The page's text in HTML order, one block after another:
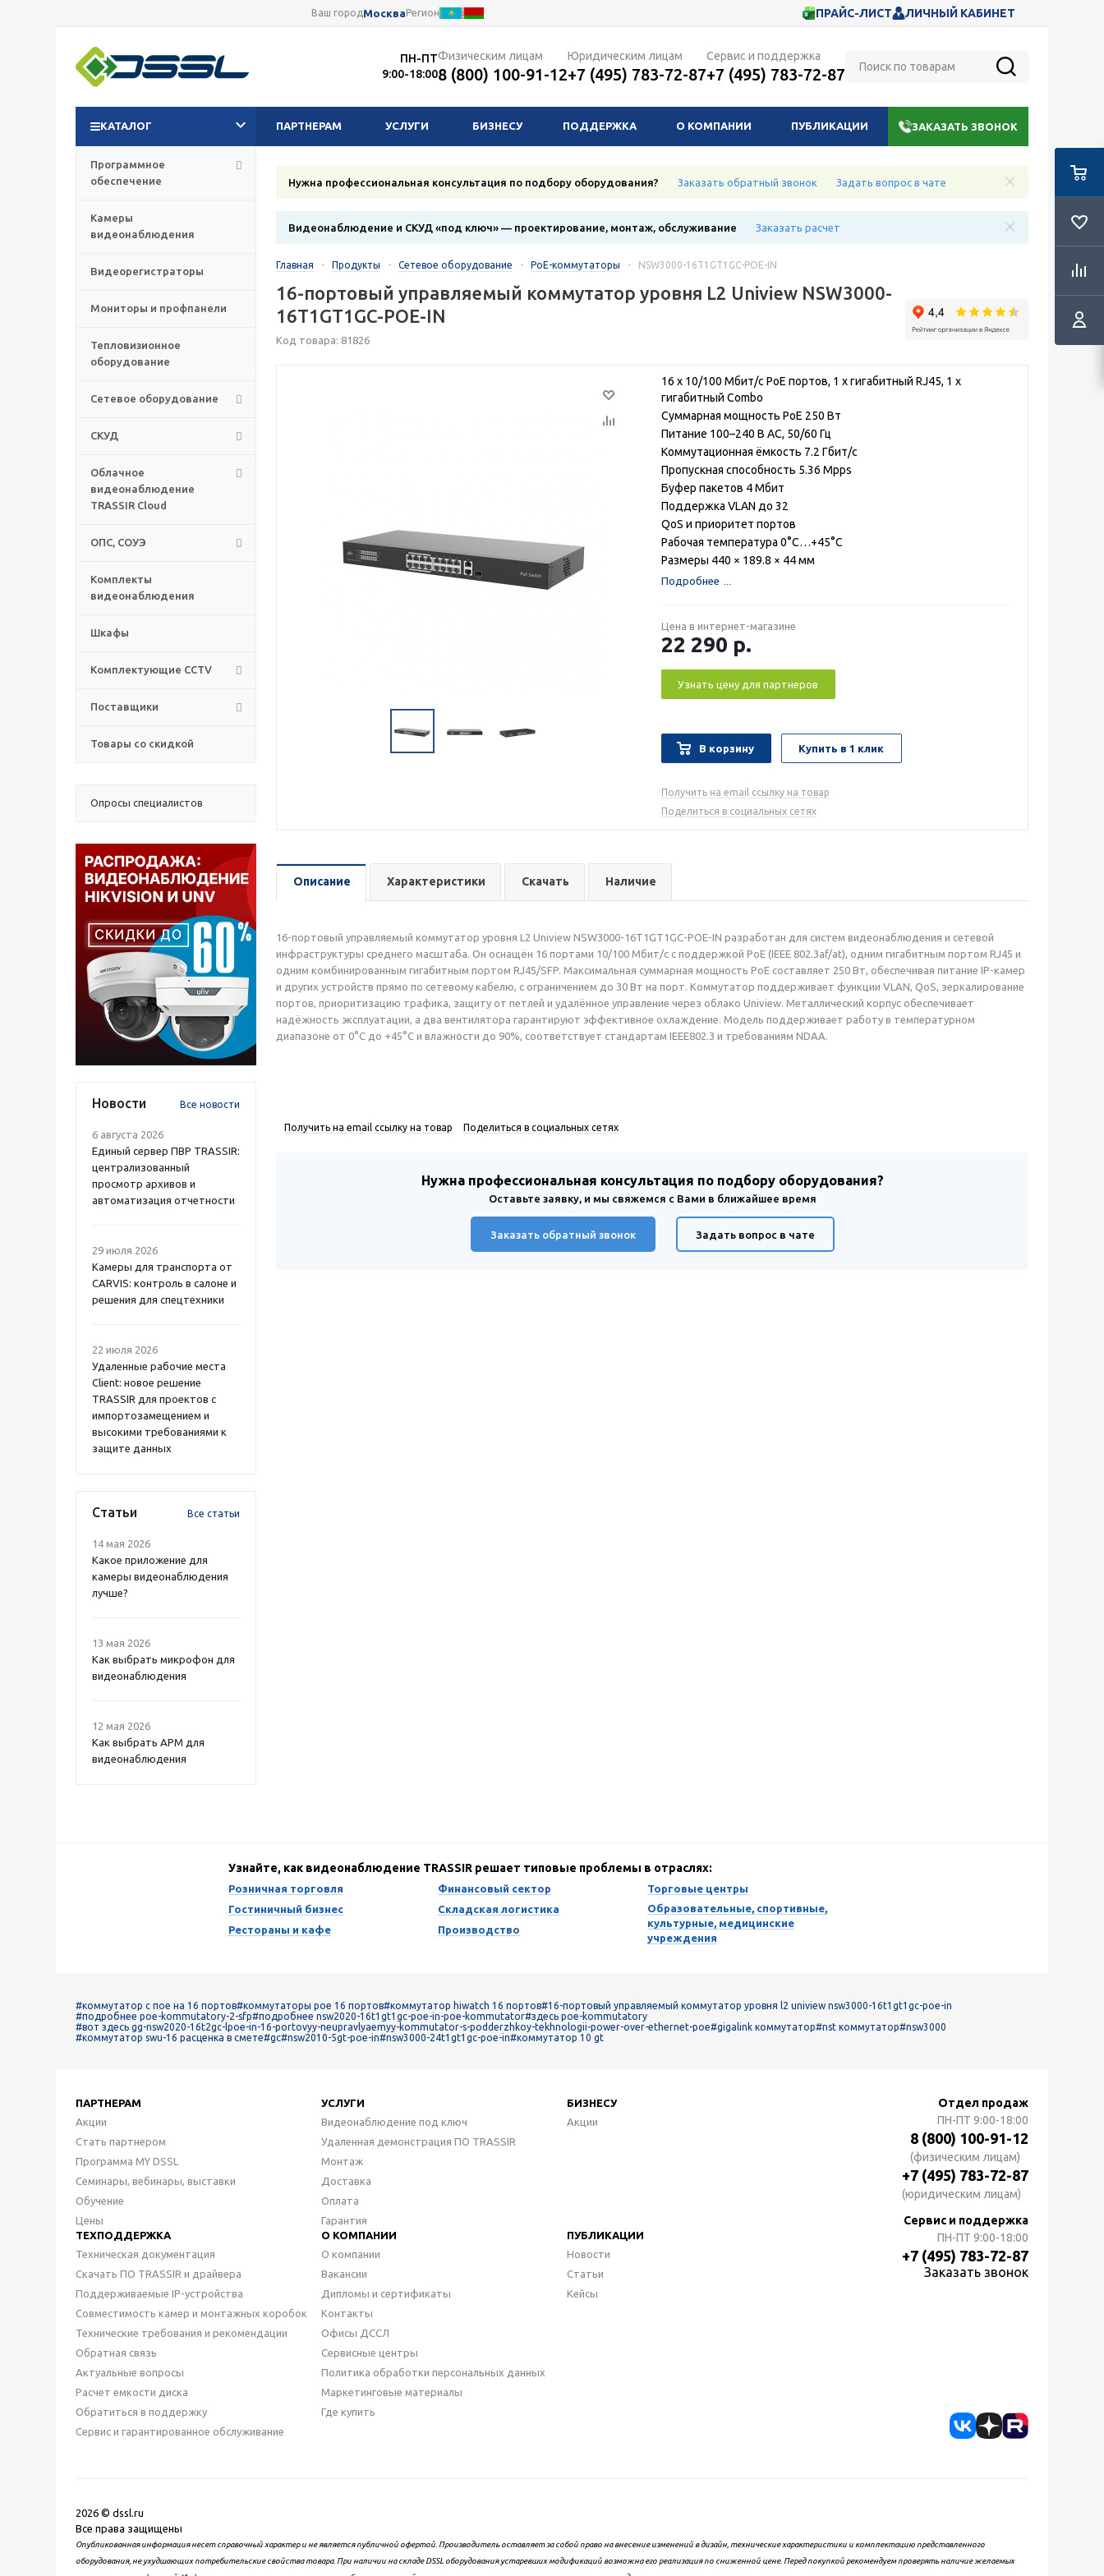
Ваш городМоскваРегион ПРАЙС-ЛИСТ ЛИЧНЫЙ КАБИНЕТ
ПН-ПТ
9:00-18:00
Физическим лицам
8 (800) 100-91-12
Юридическим лицам
+7 (495) 783-72-87
Сервис и поддержка
+7 (495) 783-72-87
КАТАЛОГ ПАРТНЕРАМ УСЛУГИ БИЗНЕСУ ПОДДЕРЖКА О КОМПАНИИ ПУБЛИКАЦИИ ЗАКАЗАТЬ ЗВОНОК
Программное
обеспечение
Камеры
видеонаблюдения
Видеорегистраторы
Мониторы и профпанели
Тепловизионное
оборудование
Сетевое оборудование
СКУД
Облачное
видеонаблюдение
TRASSIR Cloud
ОПС, СОУЭ
Комплекты
видеонаблюдения
Шкафы
Комплектующие CCTV
Поставщики
Товары со скидкой
Опросы специалистов
Новости Все новости
6 августа 2026
Единый сервер ПВР TRASSIR:
централизованный
просмотр архивов и
автоматизация отчетности
29 июля 2026
Камеры для транспорта от
CARVIS: контроль в салоне и
решения для спецтехники
22 июля 2026
Удаленные рабочие места
Client: новое решение
TRASSIR для проектов с
импортозамещением и
высокими требованиями к
защите данных
Статьи Все статьи
14 мая 2026
Какое приложение для
камеры видеонаблюдения
лучше?
13 мая 2026
Как выбрать микрофон для
видеонаблюдения
12 мая 2026
Как выбрать APM для
видеонаблюдения
Нужна профессиональная консультация по подбору оборудования? Заказать обратный звонок Задать вопрос в чате
Видеонаблюдение и СКУД «под ключ» — проектирование, монтаж, обслуживание Заказать расчет
Главная - Продукты - Сетевое оборудование - PoE-коммутаторы - NSW3000-16T1GT1GC-POE-IN
16-портовый управляемый коммутатор уровня L2 Uniview NSW3000-
16T1GT1GC-POE-IN
Код товара: 81826
16 x 10/100 Мбит/с PoE портов, 1 x гигабитный RJ45, 1 x
гигабитный Combo
Суммарная мощность PoE 250 Вт
Питание 100–240 В AC, 50/60 Гц
Коммутационная ёмкость 7.2 Гбит/с
Пропускная способность 5.36 Mpps
Буфер пакетов 4 Мбит
Поддержка VLAN до 32
QoS и приоритет портов
Рабочая температура 0°C…+45°C
Размеры 440 × 189.8 × 44 мм
Подробнее
Цена в интернет-магазине
22 290 р.
Узнать цену для партнеров
В корзину Купить в 1 клик
Получить на email ссылку на товар
Поделиться в социальных сетях
Описание Характеристики Скачать Наличие
16-портовый управляемый коммутатор уровня L2 Uniview NSW3000-16T1GT1GC-POE-IN разработан для систем видеонаблюдения и сетевой
инфраструктуры среднего масштаба. Он оснащён 16 портами 10/100 Мбит/с с поддержкой PoE (IEEE 802.3af/at), одним гигабитным портом RJ45 и
одним комбинированным гигабитным портом RJ45/SFP. Максимальная суммарная мощность PoE составляет 250 Вт, обеспечивая питание IP-камер
и других устройств прямо по сетевому кабелю, с ограничением до 30 Вт на порт. Коммутатор поддерживает функции VLAN, QoS, зеркалирование
портов, приоритизацию трафика, защиту от петлей и удалённое управление через облако Uniview. Металлический корпус обеспечивает
надёжность эксплуатации, а два вентилятора гарантируют эффективное охлаждение. Модель поддерживает работу в температурном
диапазоне от 0°C до +45°C и влажности до 90%, соответствует стандартам IEEE802.3 и требованиям NDAA.
Получить на email ссылку на товар Поделиться в социальных сетях
Нужна профессиональная консультация по подбору оборудования?
Оставьте заявку, и мы свяжемся с Вами в ближайшее время
Заказать обратный звонок Задать вопрос в чате
Узнайте, как видеонаблюдение TRASSIR решает типовые проблемы в отраслях:
Розничная торговля
Гостиничный бизнес
Рестораны и кафе
Финансовый сектор
Складская логистика
Производство
Торговые центры
Образовательные, спортивные,
культурные, медицинские
учреждения
#коммутатор с пое на 16 портов#коммутаторы poe 16 портов#коммутатор hiwatch 16 портов#16-портовый управляемый коммутатор уровня l2 uniview nsw3000-16t1gt1gc-poe-in
#подробнее poe-kommutatory-2-sfp#подробнее nsw2020-16t1gt1gc-poe-in-poe-kommutator#здесь poe-kommutatory
#вот здесь gg-nsw2020-16t2gc-lpoe-in-16-portovyy-neupravlyaemyy-kommutator-s-podderzhkoy-tekhnologii-power-over-ethernet-poe#gigalink коммутатор#nst коммутатор#nsw3000
#коммутатор swu-16 расценка в смете#gc#nsw2010-5gt-poe-in#nsw3000-24t1gt1gc-poe-in#коммутатор 10 gt
ПАРТНЕРАМ
Акции
Стать партнером
Программа MY DSSL
Семинары, вебинары, выставки
Обучение
Цены
УСЛУГИ
Видеонаблюдение под ключ
Удаленная демонстрация ПО TRASSIR
Монтаж
Доставка
Оплата
Гарантия
БИЗНЕСУ
Акции
ТЕХПОДДЕРЖКА
Техническая документация
Скачать ПО TRASSIR и драйвера
Поддерживаемые IP-устройства
Совместимость камер и монтажных коробок
Технические требования и рекомендации
Обратная связь
Актуальные вопросы
Расчет емкости диска
Обратиться в поддержку
Сервис и гарантированное обслуживание
О КОМПАНИИ
О компании
Вакансии
Дипломы и сертификаты
Контакты
Офисы ДССЛ
Сервисные центры
Политика обработки персональных данных
Маркетинговые материалы
Где купить
ПУБЛИКАЦИИ
Новости
Статьи
Кейсы
Отдел продаж
ПН-ПТ 9:00-18:00
8 (800) 100-91-12
(физическим лицам)
+7 (495) 783-72-87
(юридическим лицам)
Сервис и поддержка
ПН-ПТ 9:00-18:00
+7 (495) 783-72-87
Заказать звонок
2026 © dssl.ru
Все права защищены
Опубликованная информация несет справочный характер и не является публичной офертой. Производитель оставляет за собой право на внесение изменений в дизайн, технические характеристики и комплектацию представленного
оборудования, не ухудшающих потребительские свойства товара. При наличии на складе DSSL оборудования устаревших модификаций возможна его реализация по сниженной цене. Перед покупкой рекомендуем проверять наличие желаемых